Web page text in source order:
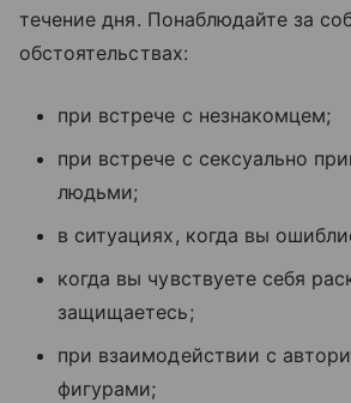
течение дня. Понаблюдайте за
обстоятельствах:
при встрече с незнакомцем;
при встрече с сексуально
людьми;
в ситуациях, когда вы
когда вы чувствуете себя
защищаетесь;
при взаимодействии с
фигурами;